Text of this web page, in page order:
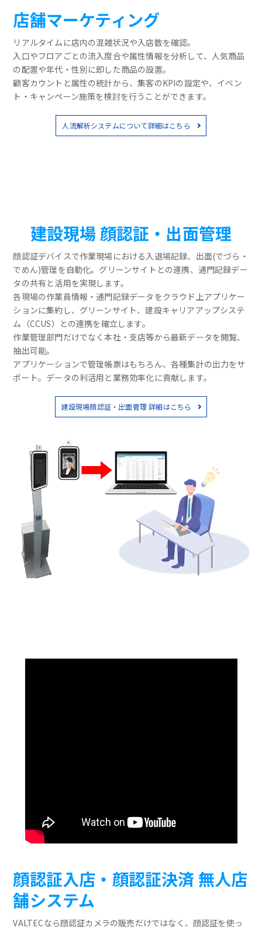
店舗マーケティング
リアルタイムに店内の混雑状況や入店数を確認。
入口やフロアごとの流入度合や属性情報を分析して、人気商品
の配置や年代・性別に即した商品の設置。
顧客カウントと属性の統計から、集客のKPIの設定や、イベン
ト・キャンペーン施策を検討を行うことができます。
人流解析システムについて詳細はこちら
建設現場 顔認証・出面管理
顔認証デバイスで作業現場における入退場記録、出面(でづら・
でめん)管理を自動化。グリーンサイトとの連携、通門記録デー
タの共有と活用を実現します。
各現場の作業員情報・通門記録データをクラウド上アプリケー
ションに集約し、グリーンサイト、建設キャリアアップシステ
ム（CCUS）との連携を確立します。
作業管理部門だけでなく本社・支店等から最新データを閲覧、
抽出可能。
アプリケーションで管理帳票はもちろん、各種集計の出力をサ
ポート。データの利活用と業務効率化に貢献します。
建設現場顔認証・出面管理 詳細はこちら
顔認証入店・顔認証決済 無人店
舗システム
VALTECなら顔認証カメラの販売だけではなく、顔認証を使っ